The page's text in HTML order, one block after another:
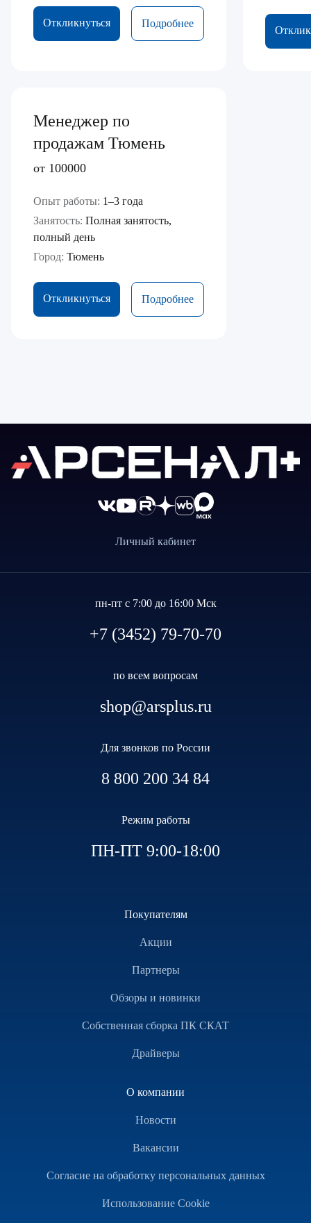
Откликнуться Подробнее
Менеджер по
продажам Тюмень
от 100000
Опыт работы: 1–3 года
Занятость: Полная занятость,
полный день
Город: Тюмень
Откликнуться Подробнее
Личный кабинет
пн-пт с 7:00 до 16:00 Мск
+7 (3452) 79-70-70
по всем вопросам
shop@arsplus.ru
Для звонков по России
8 800 200 34 84
Режим работы
ПН-ПТ 9:00-18:00
Покупателям
Акции
Партнеры
Обзоры и новинки
Собственная сборка ПК СКАТ
Драйверы
О компании
Новости
Вакансии
Согласие на обработку персональных данных
Использование Cookie